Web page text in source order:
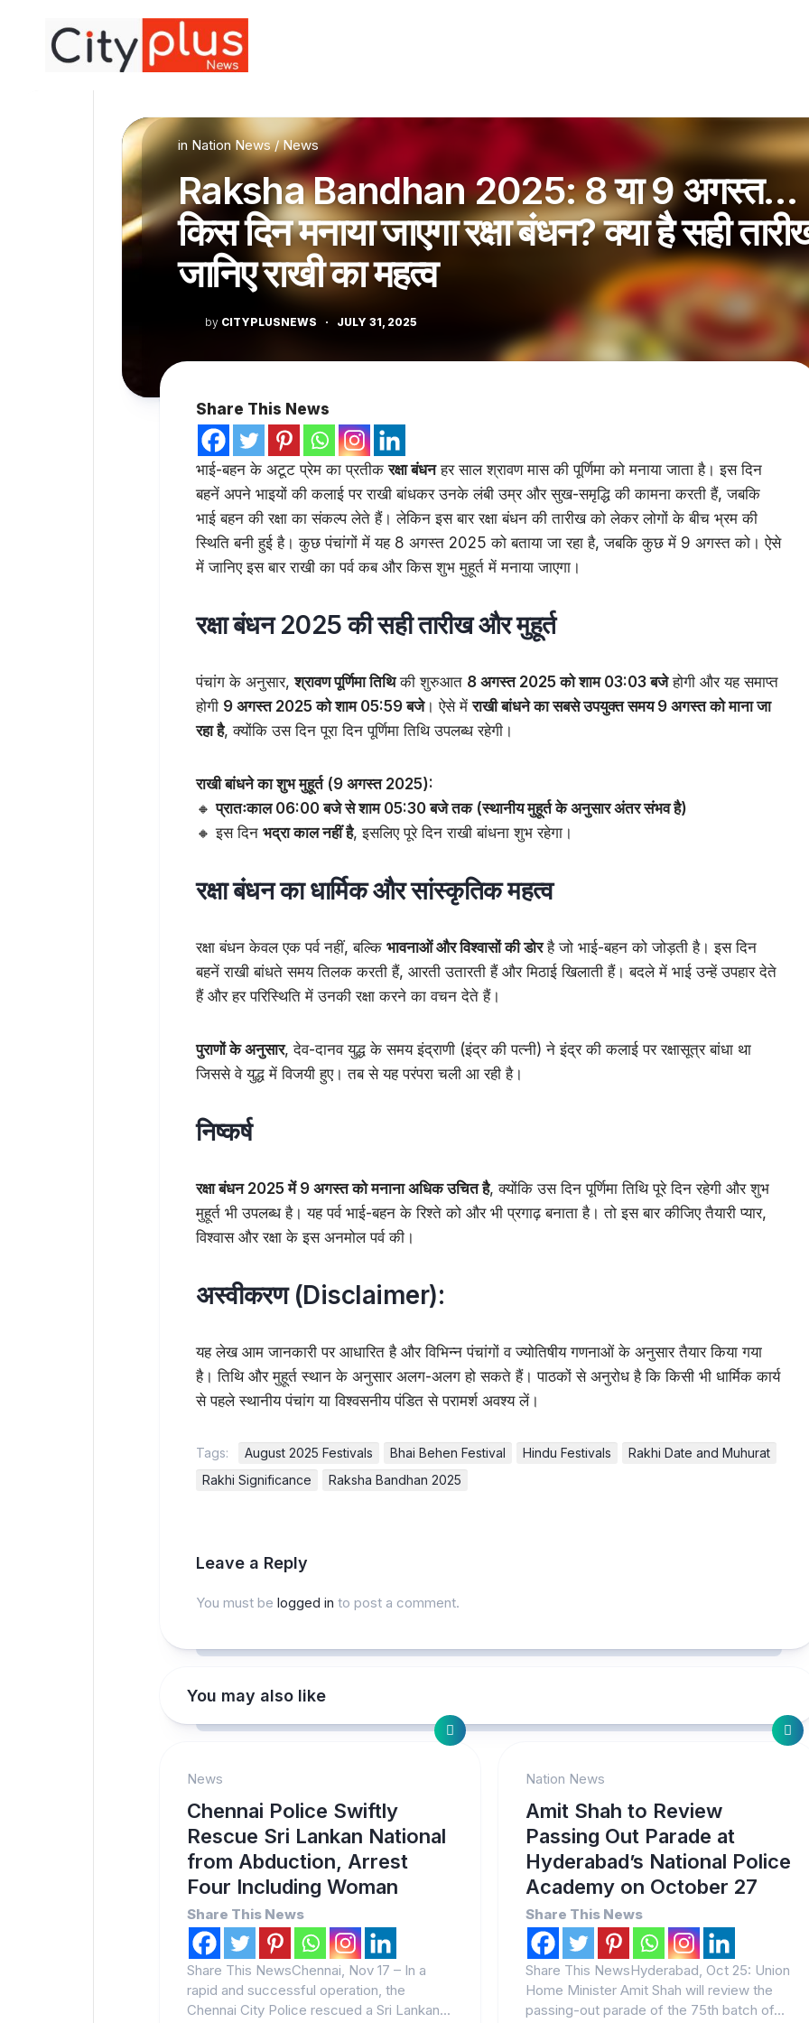
in Nation News/News
Raksha Bandhan 2025: 8 या 9 अगस्त…
किस दिन मनाया जाएगा रक्षा बंधन? क्या है सही
जानिए राखी का महत्व
by CITYPLUSNEWS · JULY 31, 2025
Share This News
भाई-बहन के अटूट प्रेम का प्रतीकरक्षा बंधनहर साल श्रावण मास की पूर्णिमा को मनाया जाता है। इस दिन
बहनें अपने भाइयों की कलाई पर राखी बांधकर उनके लंबी उम्र और सुख-समृद्धि की कामना करती हैं, जबकि
भाई बहन की रक्षा का संकल्प लेते हैं। लेकिन इस बार रक्षा बंधन की तारीख को लेकर लोगों के बीच भ्रम की
स्थिति बनी हुई है। कुछ पंचांगों में यह 8 अगस्त 2025 को बताया जा रहा है, जबकि कुछ में 9 अगस्त को। ऐसे
में जानिए इस बार राखी का पर्व कब और किस शुभ मुहूर्त में मनाया जाएगा।
रक्षा बंधन 2025 की सही तारीख और मुहूर्त
पंचांग के अनुसार,श्रावण पूर्णिमा तिथिकी शुरुआत 8 अगस्त 2025 को शाम 03:03 बजेहोगी और यह समाप्त
होगी 9 अगस्त 2025 को शाम 05:59 बजे। ऐसे मेंराखी बांधने का सबसे उपयुक्त समय 9 अगस्त को माना जा
रहा है, क्योंकि उस दिन पूरा दिन पूर्णिमा तिथि उपलब्ध रहेगी।
राखी बांधने का शुभ मुहूर्त (9 अगस्त 2025):
🔸प्रातःकाल 06:00 बजे से शाम 05:30 बजे तक (स्थानीय मुहूर्त के अनुसार अंतर संभव है)
🔸 इस दिन भद्रा काल नहीं है, इसलिए पूरे दिन राखी बांधना शुभ रहेगा।
रक्षा बंधन का धार्मिक और सांस्कृतिक महत्व
रक्षा बंधन केवल एक पर्व नहीं, बल्कि भावनाओं और विश्वासों की डोरहै जो भाई-बहन को जोड़ती है। इस दिन
बहनें राखी बांधते समय तिलक करती हैं, आरती उतारती हैं और मिठाई खिलाती हैं। बदले में भाई उन्हें उपहार देते
हैं और हर परिस्थिति में उनकी रक्षा करने का वचन देते हैं।
पुराणों के अनुसार, देव-दानव युद्ध के समय इंद्राणी (इंद्र की पत्नी) ने इंद्र की कलाई पर रक्षासूत्र बांधा था
जिससे वे युद्ध में विजयी हुए। तब से यह परंपरा चली आ रही है।
निष्कर्ष
रक्षा बंधन 2025 में 9 अगस्त को मनाना अधिक उचित है, क्योंकि उस दिन पूर्णिमा तिथि पूरे दिन रहेगी और शुभ
मुहूर्त भी उपलब्ध है। यह पर्व भाई-बहन के रिश्ते को और भी प्रगाढ़ बनाता है। तो इस बार कीजिए तैयारी प्यार,
विश्वास और रक्षा के इस अनमोल पर्व की।
अस्वीकरण (Disclaimer):
यह लेख आम जानकारी पर आधारित है और विभिन्न पंचांगों व ज्योतिषीय गणनाओं के अनुसार तैयार किया गया
है। तिथि और मुहूर्त स्थान के अनुसार अलग-अलग हो सकते हैं। पाठकों से अनुरोध है कि किसी भी धार्मिक कार्य
से पहले स्थानीय पंचांग या विश्वसनीय पंडित से परामर्श अवश्य लें।
Tags: August 2025 Festivals Bhai Behen Festival Hindu Festivals
Rakhi Date and Muhurat
Rakhi Significance
Raksha Bandhan 2025
Leave a Reply
You must be logged in to post a comment.
You may also like
News
Chennai Police Swiftly
Rescue Sri Lankan National
from Abduction, Arrest
Four Including Woman
Share This News
Share This NewsChennai, Nov 17 – In a
rapid and successful operation, the
Chennai City Police rescued a Sri Lankan...
Nation News
Amit Shah to Review
Passing Out Parade at
Hyderabad’s National Police
Academy on October 27
Share This News
Share This NewsHyderabad, Oct 25: Union
Home Minister Amit Shah will review the
passing-out parade of the 75th batch of...